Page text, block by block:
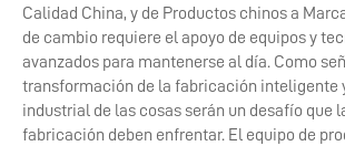
Calidad China, y de Productos chinos a
de cambio requiere el apoyo de equipos y
avanzados para mantenerse al día. Como
transformación de la fabricación inteligente
industrial de las cosas serán un desafío que
fabricación deben enfrentar. El equipo de